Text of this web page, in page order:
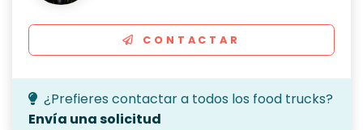
CONTACTAR
¿Prefieres contactar a todos los food trucks?
Envía una solicitud